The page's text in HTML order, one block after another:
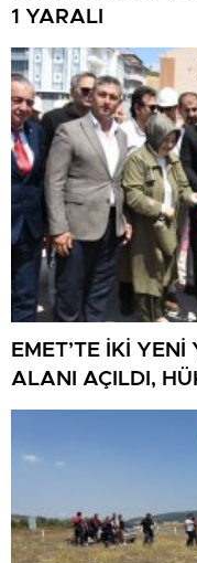
1 YARALI
EMET’TE İKİ
ALANI AÇILDI,
ATILDI